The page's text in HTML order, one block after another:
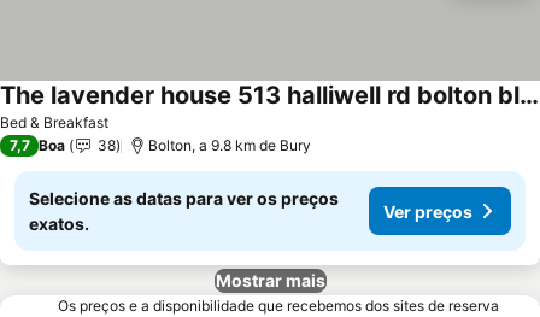
Bed & Breakfast
The lavender house 513 halliwell rd bolton bl18db
7,7 Boa 38 Bolton, a 9.8 km de Bury
Selecione as datas para ver os preços
exatos.
Ver preços
Mostrar mais
Os preços e a disponibilidade que recebemos dos sites de reserva